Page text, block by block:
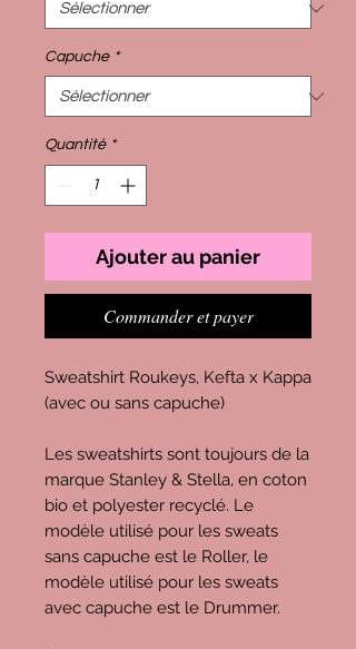
Capuche *
Quantité *
Ajouter au panier
Commander et payer
Sweatshirt Roukeys, Kefta x Kappa
(avec ou sans capuche)
Les sweatshirts sont toujours de la
marque Stanley & Stella, en coton
bio et polyester recyclé. Le
modèle utilisé pour les sweats
sans capuche est le Roller, le
modèle utilisé pour les sweats
avec capuche est le Drummer.